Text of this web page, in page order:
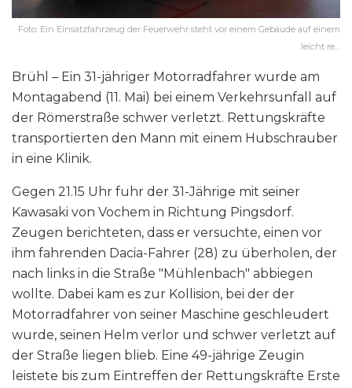
Foto: Ein Einsatzfahrzeug der Feuerwehr steht vor einem Gebäude auf einem
leicht re…
Brühl – Ein 31-jähriger Motorradfahrer wurde am
Montagabend (11. Mai) bei einem Verkehrsunfall auf
der Römerstraße schwer verletzt. Rettungskräfte
transportierten den Mann mit einem Hubschrauber
in eine Klinik.
Gegen 21.15 Uhr fuhr der 31-Jährige mit seiner
Kawasaki von Vochem in Richtung Pingsdorf.
Zeugen berichteten, dass er versuchte, einen vor
ihm fahrenden Dacia-Fahrer (28) zu überholen, der
nach links in die Straße "Mühlenbach" abbiegen
wollte. Dabei kam es zur Kollision, bei der der
Motorradfahrer von seiner Maschine geschleudert
wurde, seinen Helm verlor und schwer verletzt auf
der Straße liegen blieb. Eine 49-jährige Zeugin
leistete bis zum Eintreffen der Rettungskräfte Erste